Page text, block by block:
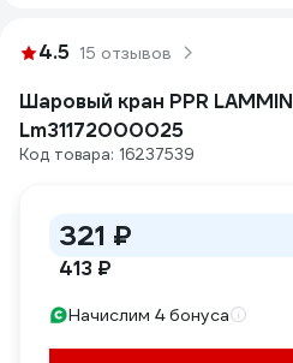
4.5 15 отзывов
Шаровый кран PPR
Lm31172000025
Код товара: 16237539
321 ₽
413 ₽
Начислим 4 бонуса